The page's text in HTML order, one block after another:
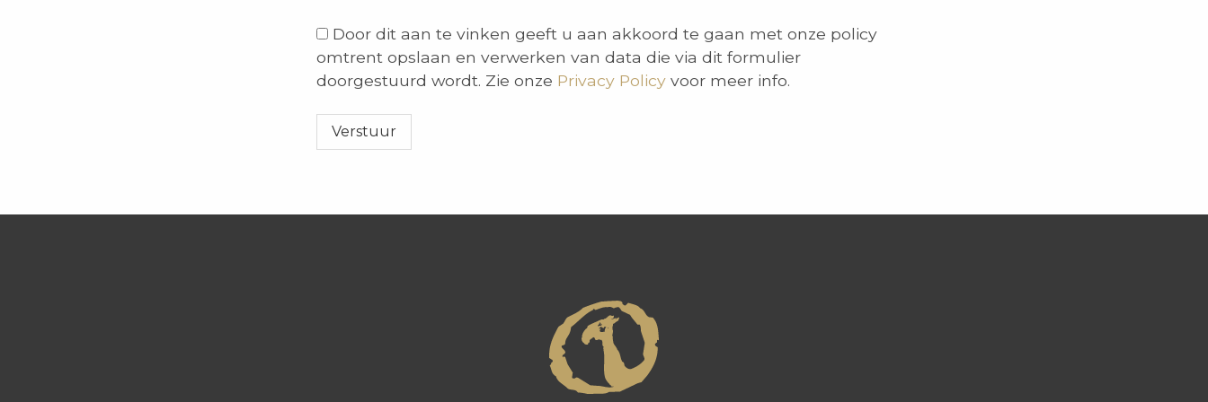
dit
veld
leeg.
Door dit aan te vinken geeft u aan akkoord te gaan met onze policy
omtrent opslaan en verwerken van data die via dit formulier
doorgestuurd wordt. Zie onze Privacy Policy voor meer info.